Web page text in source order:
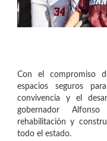
Con el compromiso
espacios seguros
convivencia y el
gobernador
rehabilitación y
todo el estado.